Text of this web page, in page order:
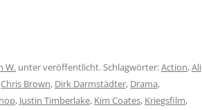
W. unter veröffentlicht. Schlagwörter:Action,Ali
Chris Brown, Dirk Darmstädter, Drama,
, Justin Timberlake, Kim Coates, Kriegsfilm,